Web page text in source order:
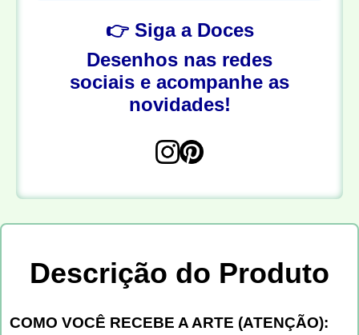
👉 Siga a Doces
Desenhos nas redes
sociais e acompanhe as
novidades!
Descrição do Produto
COMO VOCÊ RECEBE A ARTE (ATENÇÃO):